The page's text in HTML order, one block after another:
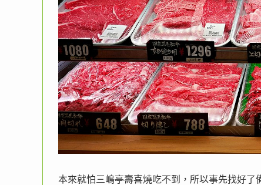
本來就怕三嶋亭壽喜燒吃不到，所以事先找好了